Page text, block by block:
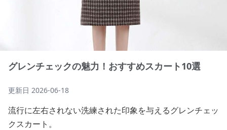
グレンチェックの魅力！おすすめスカート10選
更新日 2026-06-18
流行に左右されない洗練された印象を与えるグレンチェッ
クスカート。